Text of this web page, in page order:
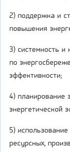
2) поддержка и
повышения
3) системность и
по
эффективности;
4) планирование
энергетической
5)
ресурсных,